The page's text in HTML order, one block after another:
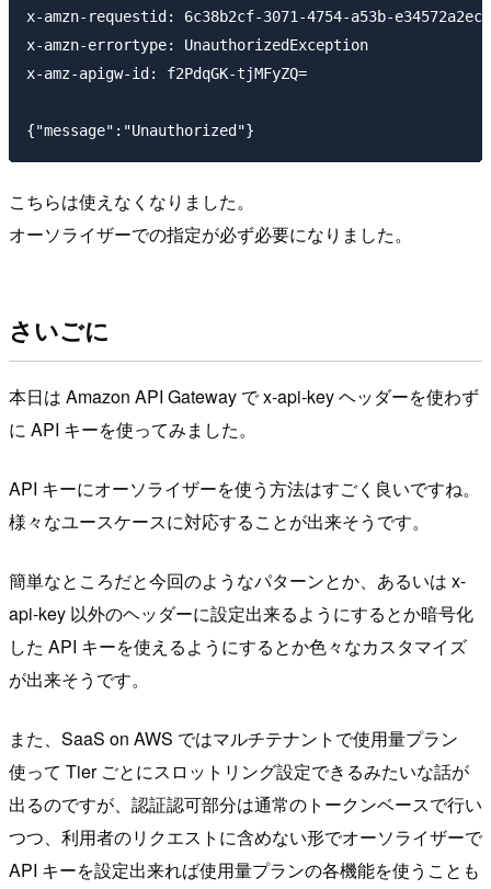
x-amzn-requestid: 6c38b2cf-3071-4754-a53b-
x-amzn-errortype: UnauthorizedException
x-amz-apigw-id: f2PdqGK-tjMFyZQ=
こちらは使えなくなりました。
オーソライザーでの指定が必ず必要になりました。
さいごに
本日は Amazon API Gateway で x-api-key ヘッダーを使わず
に API キーを使ってみました。
API キーにオーソライザーを使う方法はすごく良いですね。
様々なユースケースに対応することが出来そうです。
簡単なところだと今回のようなパターンとか、あるいは x-
api-key 以外のヘッダーに設定出来るようにするとか暗号化
した API キーを使えるようにするとか色々なカスタマイズ
が出来そうです。
また、SaaS on AWS ではマルチテナントで使用量プラン
使って Tier ごとにスロットリング設定できるみたいな話が
出るのですが、認証認可部分は通常のトークンベースで行い
つつ、利用者のリクエストに含めない形でオーソライザーで
API キーを設定出来れば使用量プランの各機能を使うことも